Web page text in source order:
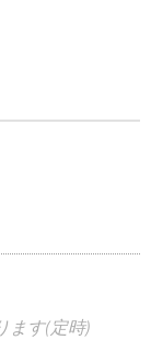
ます(定時)